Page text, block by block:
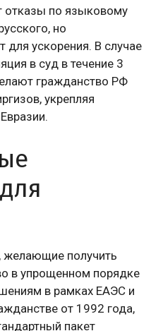
по языковому
но
для ускорения. В случае
в суд в течение 3
гражданство РФ
укрепляя
желающие получить
в упрощенном порядке
в рамках ЕАЭС и
от 1992 года,
пакет